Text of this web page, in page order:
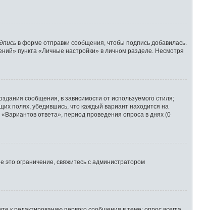
в форме отправки сообщения, чтобы подпись добавилась.
пункта «Личные настройки» в личном разделе. Несмотря
сообщения, в зависимости от используемого стиля;
полях, убедившись, что каждый вариант находится на
ответа», период проведения опроса в днях (0
ограничение, свяжитесь с администратором